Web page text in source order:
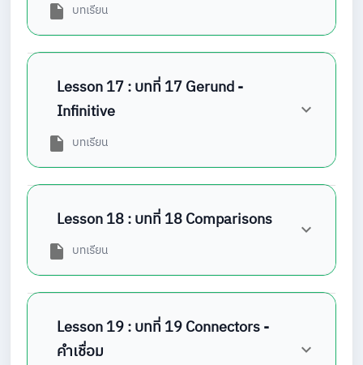
บทเรียน
Lesson 17 : บทที่ 17 Gerund -
Infinitive
บทเรียน
Lesson 18 : บทที่ 18 Comparisons
บทเรียน
Lesson 19 : บทที่ 19 Connectors -
คำเชื่อม